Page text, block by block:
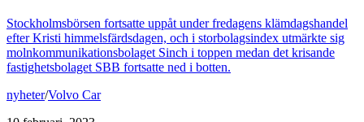
Stockholmsbörsen fortsatte uppåt under fredagens klämdagshandel
efter Kristi himmelsfärdsdagen, och i storbolagsindex utmärkte sig
molnkommunikationsbolaget Sinch i toppen medan det krisande
fastighetsbolaget SBB fortsatte ned i botten.
nyheter/Volvo Car